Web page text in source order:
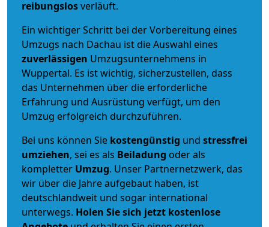
reibungslosverläuft.
Ein wichtiger Schritt bei der Vorbereitung eines
Umzugs nach Dachau ist die Auswahl eines
zuverlässigen Umzugsunternehmens in
Wuppertal. Es ist wichtig, sicherzustellen, dass
das Unternehmen über die erforderliche
Erfahrung und Ausrüstung verfügt, um den
Umzug erfolgreich durchzuführen.
Bei uns können Sie kostengünstig und stressfrei
umziehen, sei es als Beiladung oder als
kompletter Umzug. Unser Partnernetzwerk, das
wir über die Jahre aufgebaut haben, ist
deutschlandweit und sogar international
unterwegs. Holen Sie sich jetzt kostenlose